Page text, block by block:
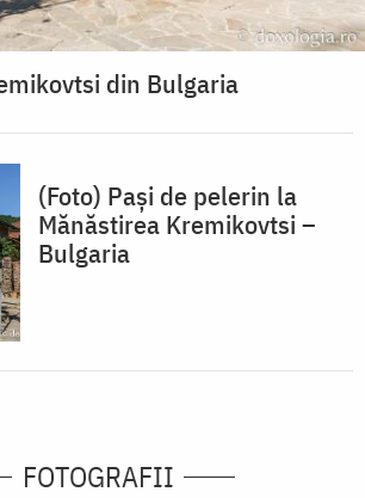
din Bulgaria
(Foto) Paşi de pelerin la
Mănăstirea Kremikovtsi –
Bulgaria
FOTOGRAFII